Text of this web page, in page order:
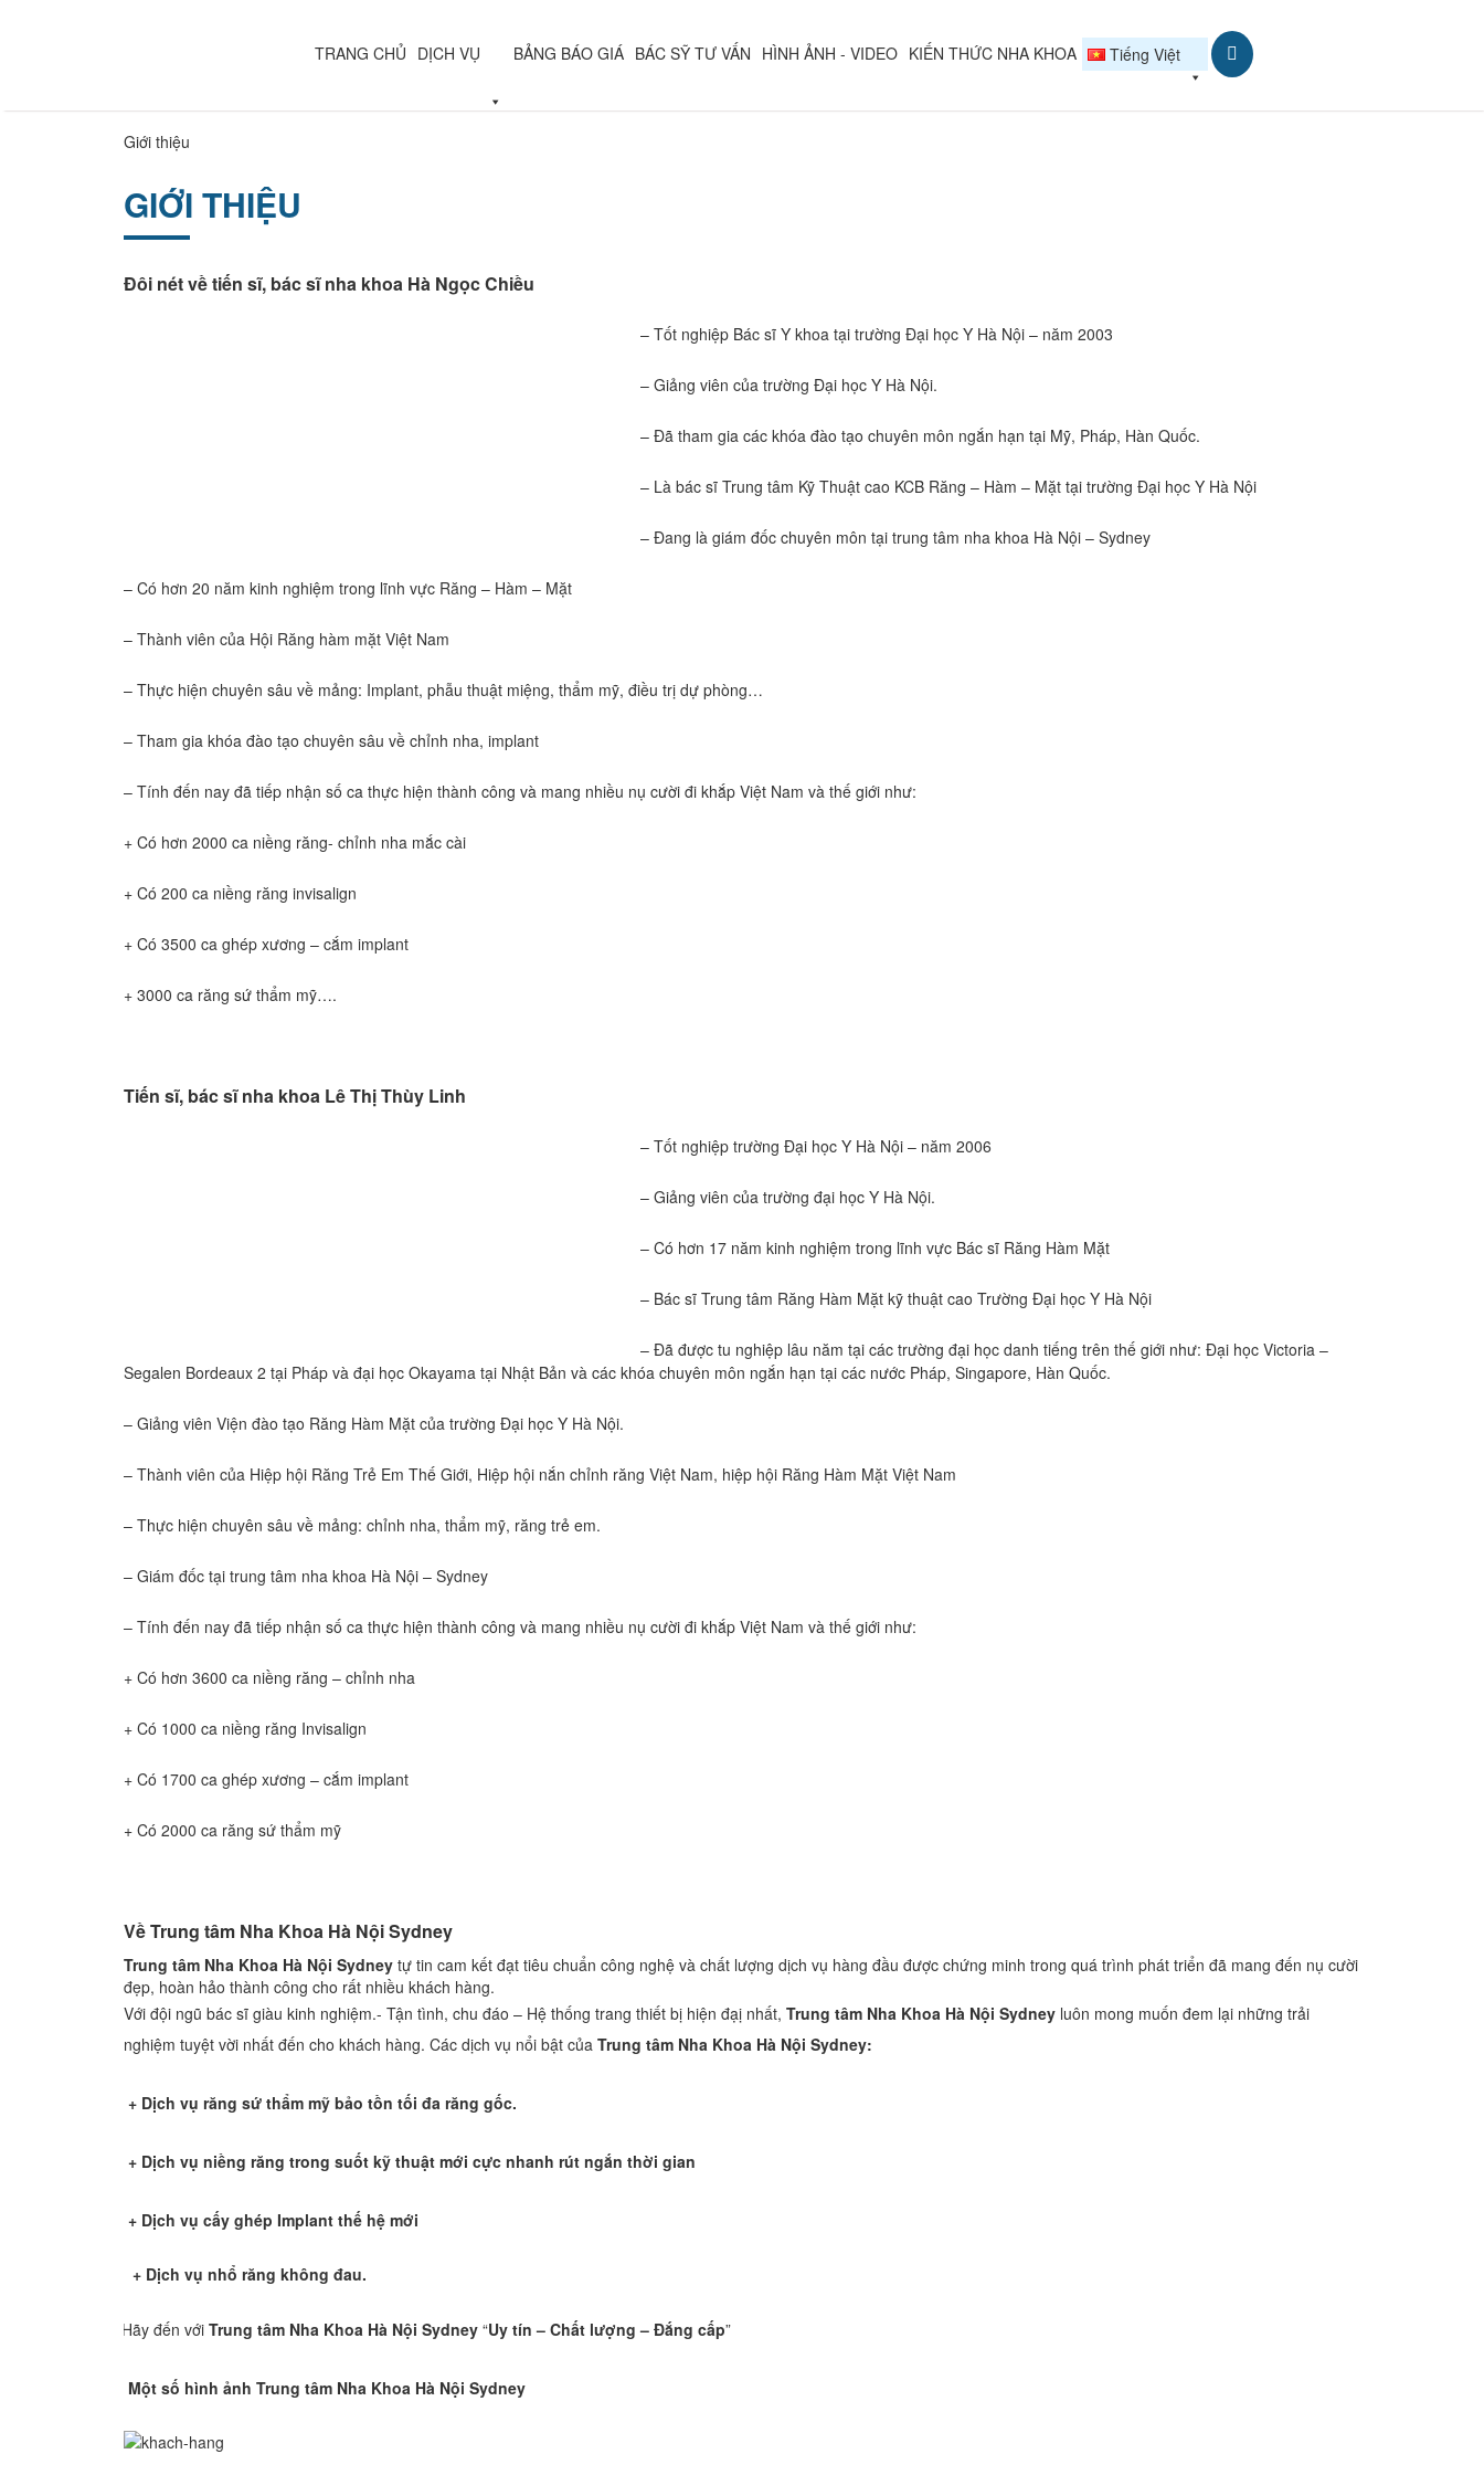
TRANG CHỦ DỊCH VỤ BẢNG BÁO GIÁ BÁC SỸ TƯ VẤN HÌNH ẢNH - VIDEO KIẾN THỨC NHA KHOA Tiếng Việt
Giới thiệu
GIỚI THIỆU
Đôi nét về tiến sĩ, bác sĩ nha khoa Hà Ngọc Chiều
– Tốt nghiệp Bác sĩ Y khoa tại trường Đại học Y Hà Nội – năm 2003
– Giảng viên của trường Đại học Y Hà Nội.
– Đã tham gia các khóa đào tạo chuyên môn ngắn hạn tại Mỹ, Pháp, Hàn Quốc.
– Là bác sĩ Trung tâm Kỹ Thuật cao KCB Răng – Hàm – Mặt tại trường Đại học Y Hà Nội
– Đang là giám đốc chuyên môn tại trung tâm nha khoa Hà Nội – Sydney
– Có hơn 20 năm kinh nghiệm trong lĩnh vực Răng – Hàm – Mặt
– Thành viên của Hội Răng hàm mặt Việt Nam
– Thực hiện chuyên sâu về mảng: Implant, phẫu thuật miệng, thẩm mỹ, điều trị dự phòng…
– Tham gia khóa đào tạo chuyên sâu về chỉnh nha, implant
– Tính đến nay đã tiếp nhận số ca thực hiện thành công và mang nhiều nụ cười đi khắp Việt Nam và thế giới như:
+ Có hơn 2000 ca niềng răng- chỉnh nha mắc cài
+ Có 200 ca niềng răng invisalign
+ Có 3500 ca ghép xương – cắm implant
+ 3000 ca răng sứ thẩm mỹ….
Tiến sĩ, bác sĩ nha khoa Lê Thị Thùy Linh
– Tốt nghiệp trường Đại học Y Hà Nội – năm 2006
– Giảng viên của trường đại học Y Hà Nội.
– Có hơn 17 năm kinh nghiệm trong lĩnh vực Bác sĩ Răng Hàm Mặt
– Bác sĩ Trung tâm Răng Hàm Mặt kỹ thuật cao Trường Đại học Y Hà Nội
– Đã được tu nghiệp lâu năm tại các trường đại học danh tiếng trên thế giới như: Đại học Victoria –
Segalen Bordeaux 2 tại Pháp và đại học Okayama tại Nhật Bản và các khóa chuyên môn ngắn hạn tại các nước Pháp, Singapore, Hàn Quốc.
– Giảng viên Viện đào tạo Răng Hàm Mặt của trường Đại học Y Hà Nội.
– Thành viên của Hiệp hội Răng Trẻ Em Thế Giới, Hiệp hội nắn chỉnh răng Việt Nam, hiệp hội Răng Hàm Mặt Việt Nam
– Thực hiện chuyên sâu về mảng: chỉnh nha, thẩm mỹ, răng trẻ em.
– Giám đốc tại trung tâm nha khoa Hà Nội – Sydney
– Tính đến nay đã tiếp nhận số ca thực hiện thành công và mang nhiều nụ cười đi khắp Việt Nam và thế giới như:
+ Có hơn 3600 ca niềng răng – chỉnh nha
+ Có 1000 ca niềng răng Invisalign
+ Có 1700 ca ghép xương – cắm implant
+ Có 2000 ca răng sứ thẩm mỹ
Về Trung tâm Nha Khoa Hà Nội Sydney
Trung tâm Nha Khoa Hà Nội Sydney tự tin cam kết đạt tiêu chuẩn công nghệ và chất lượng dịch vụ hàng đầu được chứng minh trong quá trình phát triển đã mang đến nụ cười
đẹp, hoàn hảo thành công cho rất nhiều khách hàng.
Với đội ngũ bác sĩ giàu kinh nghiệm.- Tận tình, chu đáo – Hệ thống trang thiết bị hiện đạị nhất, Trung tâm Nha Khoa Hà Nội Sydney luôn mong muốn đem lại những trải
nghiệm tuyệt vời nhất đến cho khách hàng. Các dịch vụ nổi bật của Trung tâm Nha Khoa Hà Nội Sydney:
+ Dịch vụ răng sứ thẩm mỹ bảo tồn tối đa răng gốc.
+ Dịch vụ niềng răng trong suốt kỹ thuật mới cực nhanh rút ngắn thời gian
+ Dịch vụ cấy ghép Implant thế hệ mới
+ Dịch vụ nhổ răng không đau.
H Hãy đến với Trung tâm Nha Khoa Hà Nội Sydney “Uy tín – Chất lượng – Đắng cấp”
Một số hình ảnh Trung tâm Nha Khoa Hà Nội Sydney